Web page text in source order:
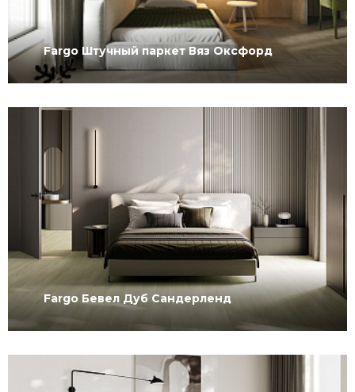
Fargo Штучный паркет Вяз Оксфорд
Fargo Бевел Дуб Сандерленд